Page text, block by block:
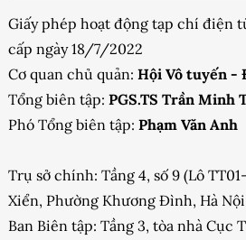
Giấy phép hoạt động tạp chí điện
cấp ngày 18/7/2022
Cơ quan chủ quản: Hội Vô tuyến -
Tổng biên tập: PGS.TS Trần Minh
Phó Tổng biên tập: Phạm Văn Anh
Trụ sở chính: Tầng 4, số 9 (Lô
Xiển, Phường Khương Đình, Hà Nội
Ban Biên tập: Tầng 3, tòa nhà Cục